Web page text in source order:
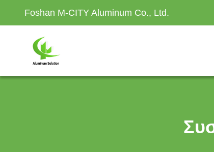
Foshan M-CITY Aluminum Co., Ltd.